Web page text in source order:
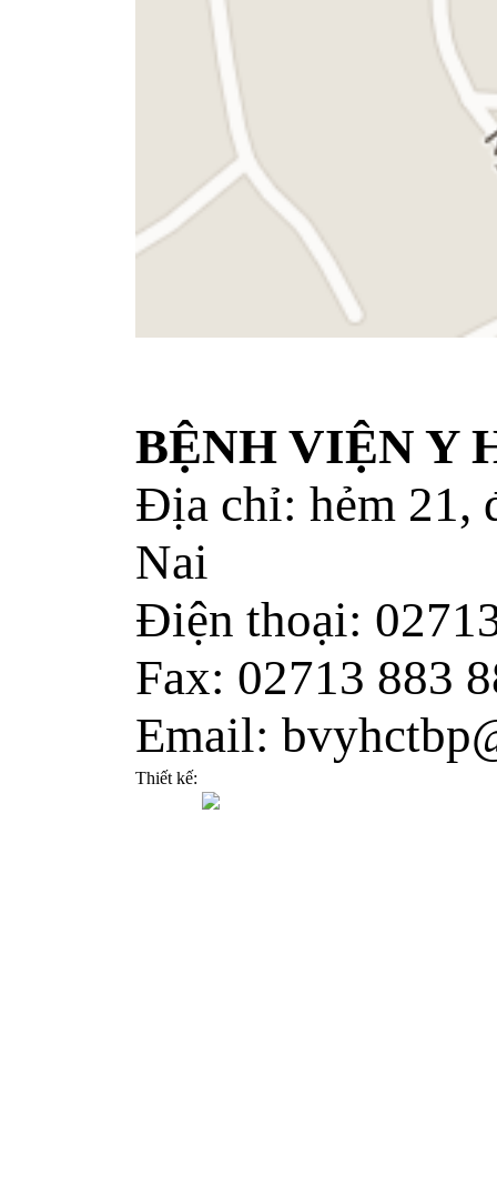
BỆNH VIỆN Y
Địa chỉ: hẻm 21,
Nai
Điện thoại:
Fax: 02713 883
Email:
Thiết kế: